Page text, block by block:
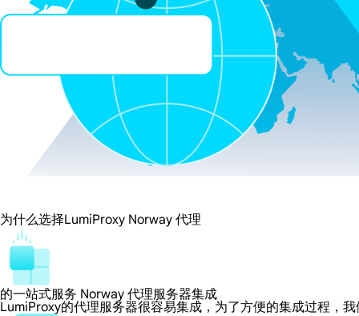
为什么选择LumiProxy Norway 代理
的一站式服务 Norway 代理服务器集成
LumiProxy的代理服务器很容易集成，为了方便的集成过程，